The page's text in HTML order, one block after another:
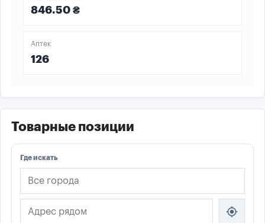
846.50 ₴
Аптек
126
Товарные позиции
Где искать
my_location